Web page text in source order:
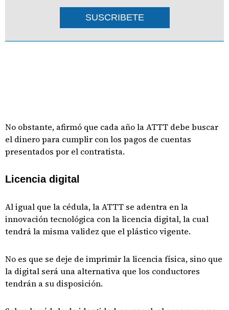
SUSCRIBETE
No obstante, afirmó que cada año la ATTT debe buscar
el dinero para cumplir con los pagos de cuentas
presentados por el contratista.
Licencia digital
Al igual que la cédula, la ATTT se adentra en la
innovación tecnológica con la licencia digital, la cual
tendrá la misma validez que el plástico vigente.
No es que se deje de imprimir la licencia física, sino que
la digital será una alternativa que los conductores
tendrán a su disposición.